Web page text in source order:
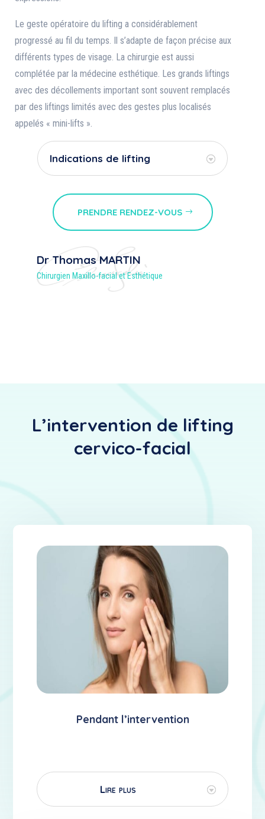
Le geste opératoire du lifting a considérablement
progressé au fil du temps. Il s’adapte de façon précise aux
différents types de visage. La chirurgie est aussi
complétée par la médecine esthétique. Les grands liftings
avec des décollements important sont souvent remplacés
par des liftings limités avec des gestes plus localisés
appelés « mini-lifts ».
Indications de lifting
PRENDRE RENDEZ-VOUS
Dr Thomas MARTIN
Chirurgien Maxillo-facial et Esthétique
L’intervention de lifting
cervico-facial
Pendant l’intervention
Lire plus